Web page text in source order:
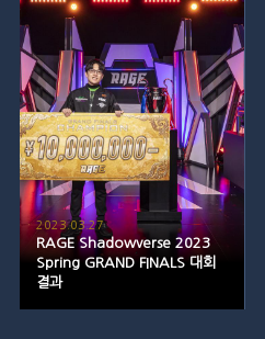
2023.03.27
RAGE Shadowverse 2023
Spring GRAND FINALS 대회
결과